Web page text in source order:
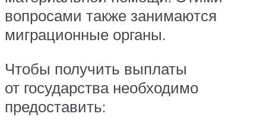
вопросами также занимаются
миграционные органы.
Чтобы получить выплаты
от государства необходимо
предоставить: